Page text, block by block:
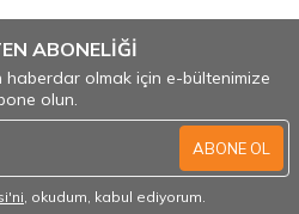
ABONELİĞİ
haberdar olmak için e-bültenimize
olun.
ABONE OL
, okudum, kabul ediyorum.